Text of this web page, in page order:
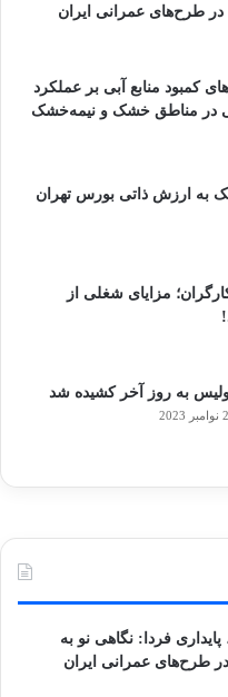
در طرح‌های عمرانی ایران
کمبود منابع آبی بر عملکرد
در مناطق خشک و نیمه‌خشک
به ارزش ذاتی بورس تهران
مزایای شغلی از
به روز آخر کشیده شد
2023
فردا: نگاهی نو به
طرح‌های عمرانی ایران